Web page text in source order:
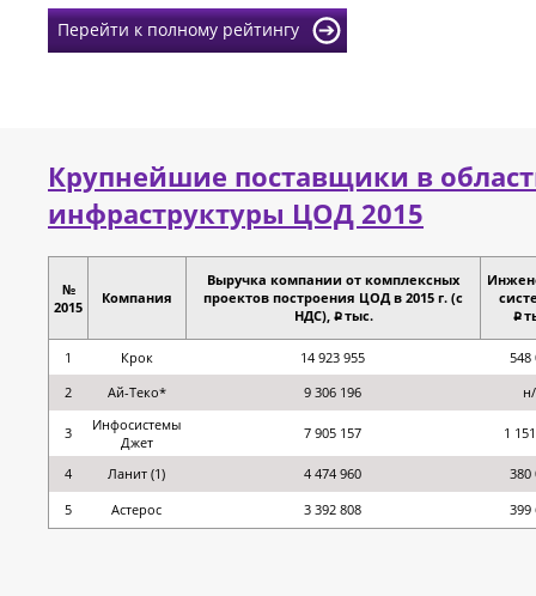
Перейти к полному рейтингу
Крупнейшие поставщики в
инфраструктуры ЦОД 2015
№
2015
Компания
Выручка компании от комплексных
проектов построения ЦОД в 2015 г. (с
НДС), p тыс. p
1 Крок 14 923 955
548
2
Ай-Теко* 9 306 196
3
Инфосистемы
Джет
7 905 157 1
4 Ланит (1) 4 474 960
380
5
Астерос 3 392 808 399